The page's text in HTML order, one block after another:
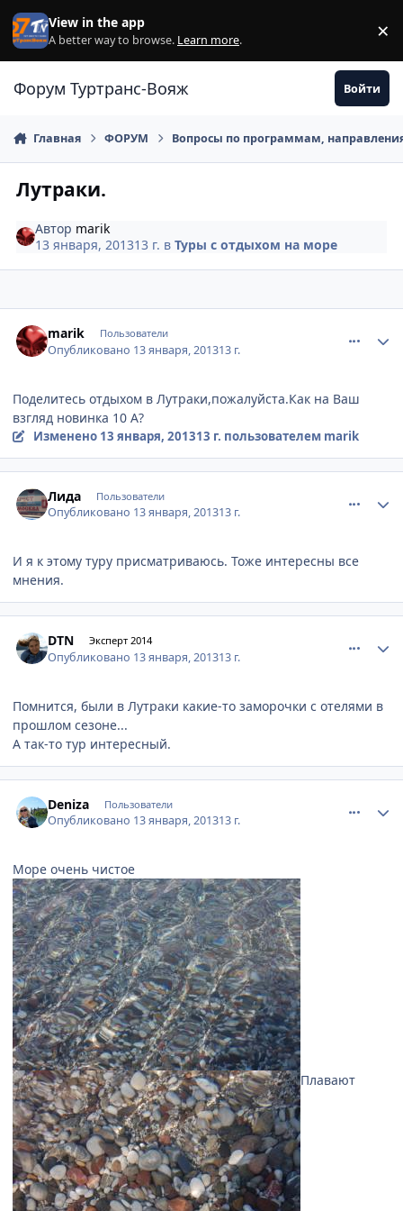
Перейти к содержанию
View in the app
A better way to browse. Learn more. ×
Форум Туртранс-Вояж Войти
Главная ФОРУМ Вопросы по программам,
Лутраки.
Автор marik
13 января, 201313 г. вТуры с отдыхом на море
marik Пользователи
Опубликовано 13 января, 201313 г.
Поделитесь отдыхом в Лутраки,пожалуйста.Как на Ваш
взгляд новинка 10 А?
Изменено 13 января, 201313 г. пользователем marik
Лида Пользователи
Опубликовано 13 января, 201313 г.
И я к этому туру присматриваюсь. Тоже интересны все
мнения.
DTN Эксперт 2014
Опубликовано 13 января, 201313 г.
Помнится, были в Лутраки какие-то заморочки с отелями в
прошлом сезоне...
А так-то тур интересный.
Deniza Пользователи
Опубликовано 13 января, 201313 г.
Море очень чистое
Плавают